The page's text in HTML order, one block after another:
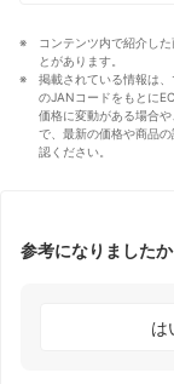
コンテンツ内で紹介し
とがあります。
掲載されている情報は
のJANコードをもとに
価格に変動がある場合
で、最新の価格や商品
認ください。
参考になりましたか
は